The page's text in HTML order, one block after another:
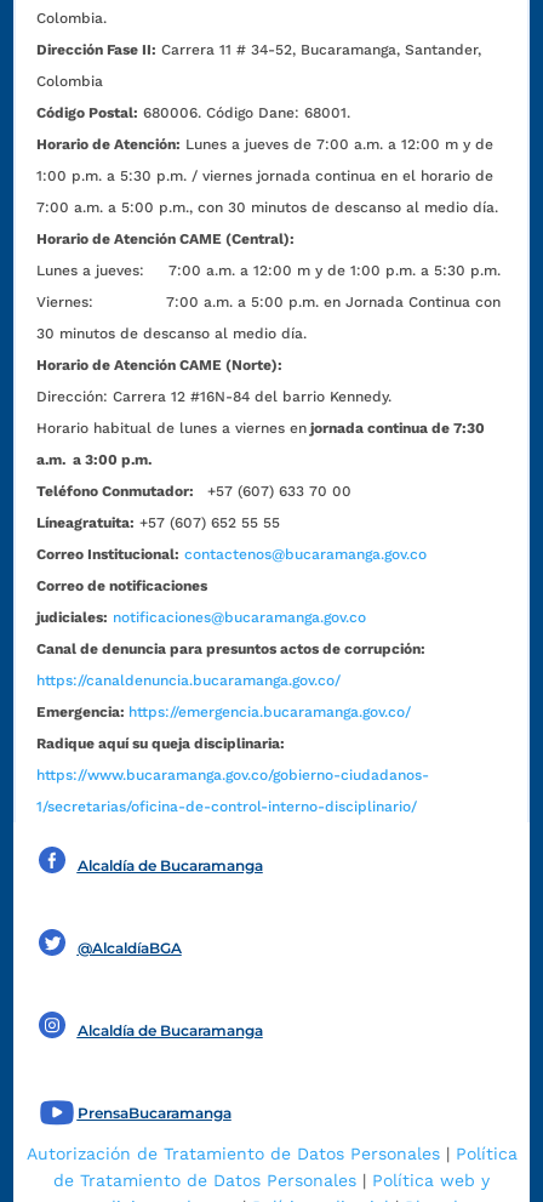
Colombia.
Dirección Fase II: Carrera 11 # 34-52, Bucaramanga, Santander,
Colombia
Código Postal: 680006. Código Dane: 68001.
Horario de Atención: Lunes a jueves de 7:00 a.m. a 12:00 m y de
1:00 p.m. a 5:30 p.m. / viernes jornada continua en el horario de
7:00 a.m. a 5:00 p.m., con 30 minutos de descanso al medio día.
Horario de Atención CAME (Central):
Lunes a jueves: 7:00 a.m. a 12:00 m y de 1:00 p.m. a 5:30 p.m.
Viernes: 7:00 a.m. a 5:00 p.m. en Jornada Continua con
30 minutos de descanso al medio día.
Horario de Atención CAME (Norte):
Dirección:Carrera 12 #16N-84 del barrio Kennedy.
Horario habitual de lunes a viernes en jornada continua de 7:30
a.m. a 3:00 p.m.
Teléfono Conmutador:
+57 (607) 633 70 00
Líneagratuita: +57 (607) 652 55 55
Correo Institucional: contactenos@bucaramanga.gov.co
Correo de notificaciones
judiciales: notificaciones@bucaramanga.gov.co
Canal de denuncia para presuntos actos de corrupción:
https://canaldenuncia.bucaramanga.gov.co/
Emergencia: https://emergencia.bucaramanga.gov.co/
Radique aquí su queja disciplinaria:
https://www.bucaramanga.gov.co/gobierno-ciudadanos-
1/secretarias/oficina-de-control-interno-disciplinario/
Alcaldía de Bucaramanga
@AlcaldíaBGA
Alcaldía de Bucaramanga
PrensaBucaramanga
Autorización de Tratamiento de Datos Personales| Política
de Tratamiento de Datos Personales | Política web y